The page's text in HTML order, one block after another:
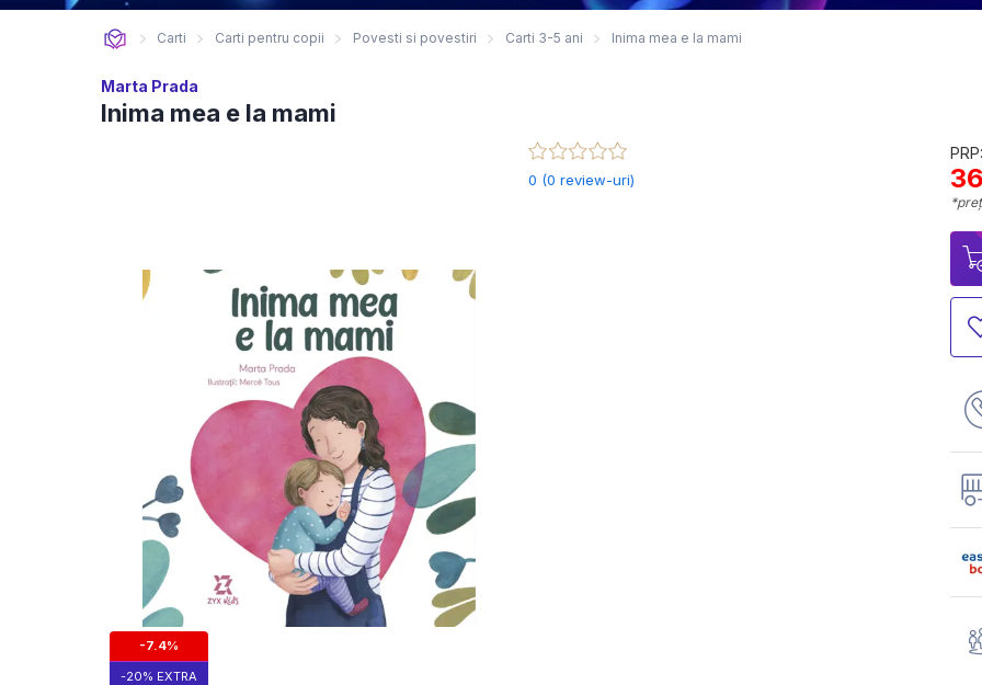
Carti Carti pentru copii Povesti si povestiri Carti 3-5 ani Inima mea e la mami
Marta Prada
Inima mea e la mami
-7.4%
-20% EXTRA
0 (0 review-uri)